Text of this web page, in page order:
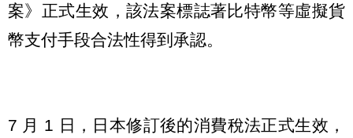
案》正式生效，該法案標誌著比特幣等虛擬貨
幣支付手段合法性得到承認。
7 月 1 日，日本修訂後的消費稅法正式生效，